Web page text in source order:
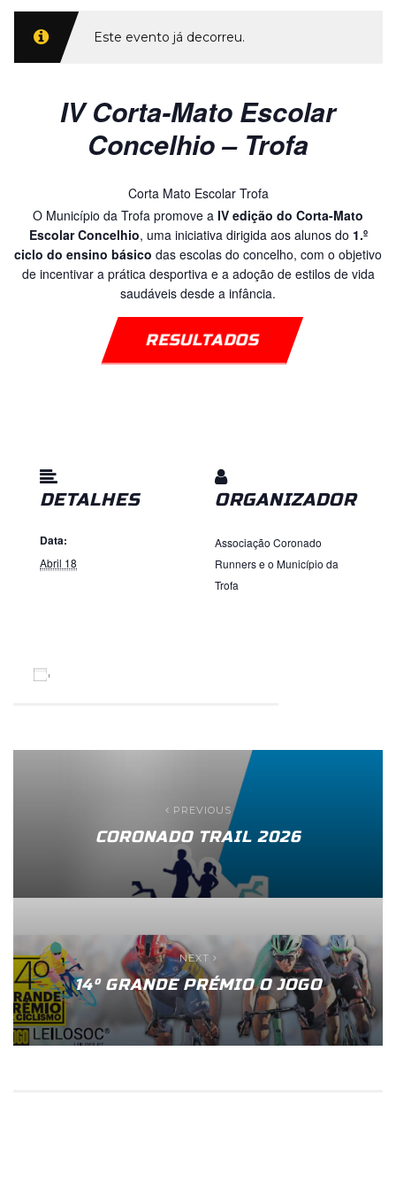
Este evento já decorreu.
IV Corta-Mato Escolar
Concelhio – Trofa
Corta Mato Escolar Trofa
O Município da Trofa promove a IV edição do Corta-Mato
Escolar Concelhio, uma iniciativa dirigida aos alunos do 1.º
ciclo do ensino básico das escolas do concelho, com o objetivo
de incentivar a prática desportiva e a adoção de estilos de vida
saudáveis desde a infância.
RESULTADOS
DETALHES
Data:
Abril 18
ORGANIZADOR
Associação Coronado
Runners e o Município da
Trofa
PREVIOUS
CORONADO TRAIL 2026
NEXT
14º GRANDE PRÉMIO O JOGO